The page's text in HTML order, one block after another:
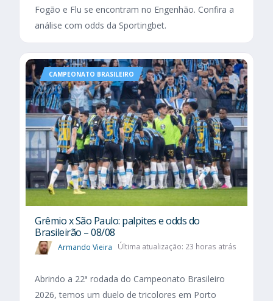
Fogão e Flu se encontram no Engenhão. Confira a
análise com odds da Sportingbet.
CAMPEONATO BRASILEIRO
Grêmio x São Paulo: palpites e odds do
Brasileirão – 08/08
Armando Vieira Última atualização: 23 horas atrás
Abrindo a 22ª rodada do Campeonato Brasileiro
2026, temos um duelo de tricolores em Porto